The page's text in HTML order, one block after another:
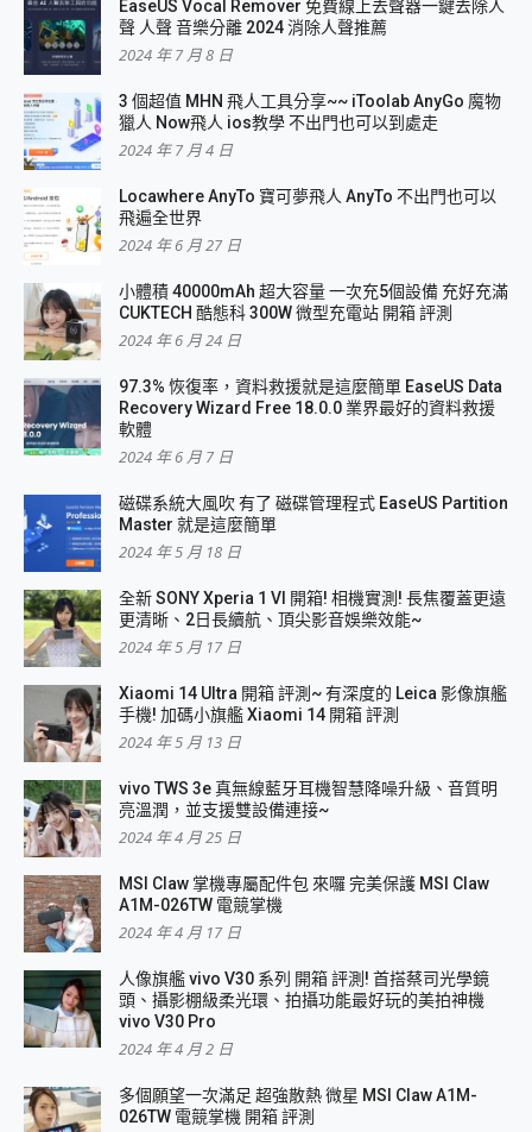
EaseUS Vocal Remover 免費線上去聲器一鍵去除人
聲 人聲 音樂分離 2024 消除人聲推薦
2024 年 7 月 8 日
3 個超值 MHN 飛人工具分享~~ iToolab AnyGo 魔物
獵人 Now飛人 ios教學 不出門也可以到處走
2024 年 7 月 4 日
Locawhere AnyTo 寶可夢飛人 AnyTo 不出門也可以
飛遍全世界
2024 年 6 月 27 日
小體積 40000mAh 超大容量 一次充5個設備 充好充滿
CUKTECH 酷態科 300W 微型充電站 開箱 評測
2024 年 6 月 24 日
97.3% 恢復率，資料救援就是這麼簡單 EaseUS Data
Recovery Wizard Free 18.0.0 業界最好的資料救援
軟體
2024 年 6 月 7 日
磁碟系統大風吹 有了 磁碟管理程式 EaseUS Partition
Master 就是這麼簡單
2024 年 5 月 18 日
全新 SONY Xperia 1 VI 開箱! 相機實測! 長焦覆蓋更遠
更清晰、2日長續航、頂尖影音娛樂效能~
2024 年 5 月 17 日
Xiaomi 14 Ultra 開箱 評測~ 有深度的 Leica 影像旗艦
手機! 加碼小旗艦 Xiaomi 14 開箱 評測
2024 年 5 月 13 日
vivo TWS 3e 真無線藍牙耳機智慧降噪升級、音質明
亮溫潤，並支援雙設備連接~
2024 年 4 月 25 日
MSI Claw 掌機專屬配件包 來囉 完美保護 MSI Claw
A1M-026TW 電競掌機
2024 年 4 月 17 日
人像旗艦 vivo V30 系列 開箱 評測! 首搭蔡司光學鏡
頭、攝影棚級柔光環、拍攝功能最好玩的美拍神機
vivo V30 Pro
2024 年 4 月 2 日
多個願望一次滿足 超強散熱 微星 MSI Claw A1M-
026TW 電競掌機 開箱 評測